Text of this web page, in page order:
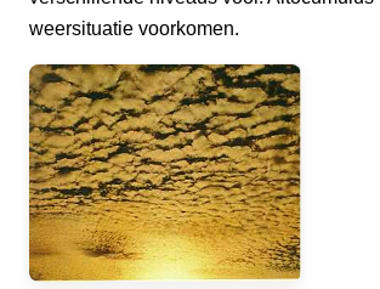
weersituatie voorkomen.